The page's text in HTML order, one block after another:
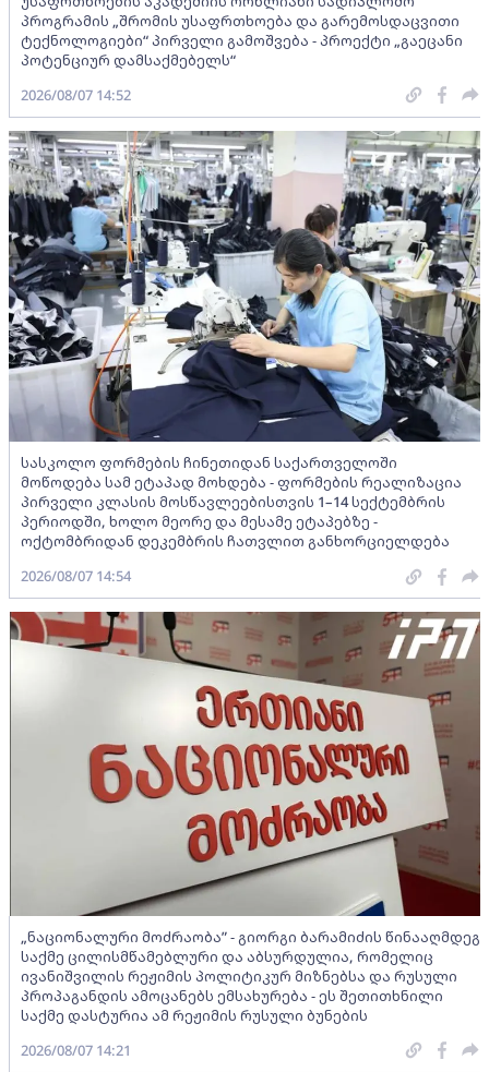
პროგრამის „შრომის უსაფრთხოება და გარემოსდაცვითი
ტექნოლოგიები“ პირველი გამოშვება - პროექტი „გაეცანი
პოტენციურ დამსაქმებელს“
2026/08/07 14:52
სასკოლო ფორმების ჩინეთიდან საქართველოში
მოწოდება სამ ეტაპად მოხდება - ფორმების რეალიზაცია
პირველი კლასის მოსწავლეებისთვის 1–14 სექტემბრის
პერიოდში, ხოლო მეორე და მესამე ეტაპებზე -
ოქტომბრიდან დეკემბრის ჩათვლით განხორციელდება
2026/08/07 14:54
„ნაციონალური მოძრაობა” - გიორგი ბარამიძის წინააღმდეგ
საქმე ცილისმწამებლური და აბსურდულია, რომელიც
ივანიშვილის რეჟიმის პოლიტიკურ მიზნებსა და რუსული
პროპაგანდის ამოცანებს ემსახურება - ეს შეთითხნილი
საქმე დასტურია ამ რეჟიმის რუსული ბუნების
2026/08/07 14:21